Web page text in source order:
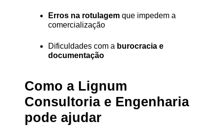
Erros na rotulagem que impedem a
comercialização
Dificuldades com a burocracia e
documentação
Como a Lignum
Consultoria e Engenharia
pode ajudar